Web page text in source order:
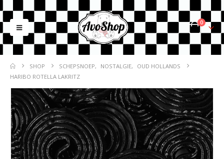
0
SHOP SCHEPSNOEP, NOSTALGIE,
OUD HOLLANDS
HARIBO ROTELLA LAKRITZ